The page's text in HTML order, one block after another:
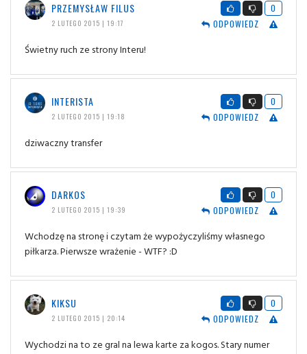
PRZEMYSŁAW FILUS
2 LUTEGO 2015 | 19:17
0
ODPOWIEDZ
Świetny ruch ze strony Interu!
INTERISTA
2 LUTEGO 2015 | 19:18
0
ODPOWIEDZ
dziwaczny transfer
DARKOS
2 LUTEGO 2015 | 19:39
0
ODPOWIEDZ
Wchodzę na stronę i czytam że wypożyczyliśmy własnego
piłkarza. Pierwsze wrażenie - WTF? :D
KIKSU
2 LUTEGO 2015 | 20:14
0
ODPOWIEDZ
Wychodzi na to ze gral na lewa karte za kogos. Stary numer